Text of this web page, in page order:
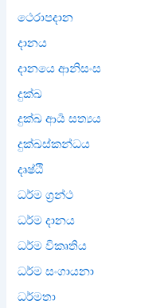
ථෙරාපදාන
දානය
දානයෙ ආනිසංස
දුක්ඛ
දුක්ඛ ආර්‍ය සත්‍යය
දුක්ඛස්කන්ධය
දෘෂ්ඨි
ධර්ම ග්‍රන්ථ
ධර්ම දානය
ධර්ම විකෘතිය
ධර්ම සංගායනා
ධර්මතා